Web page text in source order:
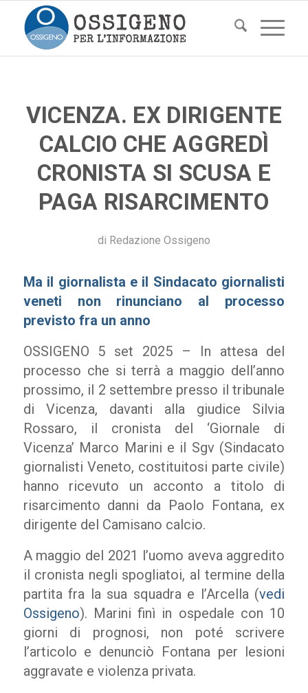
VICENZA. EX DIRIGENTE
CALCIO CHE AGGREDÌ
CRONISTA SI SCUSA E
PAGA RISARCIMENTO
di Redazione Ossigeno
Ma il giornalista e il Sindacato giornalisti
veneti non rinunciano al processo
previsto fra un anno
OSSIGENO 5 set 2025 – In attesa del
processo che si terrà a maggio dell’anno
prossimo, il 2 settembre presso il tribunale
di Vicenza, davanti alla giudice Silvia
Rossaro, il cronista del ‘Giornale di
Vicenza’ Marco Marini e il Sgv (Sindacato
giornalisti Veneto, costituitosi parte civile)
hanno ricevuto un acconto a titolo di
risarcimento danni da Paolo Fontana, ex
dirigente del Camisano calcio.
A maggio del 2021 l’uomo aveva aggredito
il cronista negli spogliatoi, al termine della
partita fra la sua squadra e l’Arcella (vedi
Ossigeno). Marini finì in ospedale con 10
giorni di prognosi, non poté scrivere
l’articolo e denunciò Fontana per lesioni
aggravate e violenza privata.